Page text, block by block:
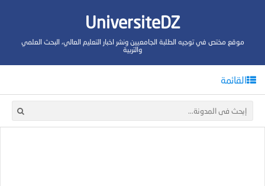
UniversiteDZ
موقع مختص في توجيه الطلبة الجامعيين ونشر اخبار التعليم العالي، البحث العلمي
والتربية
القائمة